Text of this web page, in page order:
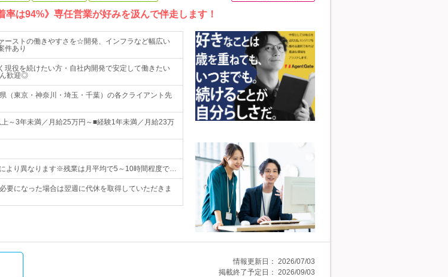
は94%》専任営業が好みを汲んで伴走します！
ーストの働きやすさを☆開発、インフラなど幅広い
件あり
現役を続けたい方・自社内開発で安定して働きたい
歓迎◎
（東京・神奈川・埼玉・千葉）の各クライアント先
～3年未満／月給25万円～■経験1年未満／月給23万
より異なります※残業は月平均で5～10時間程度で…
になった場合は翌週に代休を取得していただきま
情報更新日： 2026/07/03
掲載終了予定日： 2026/09/03